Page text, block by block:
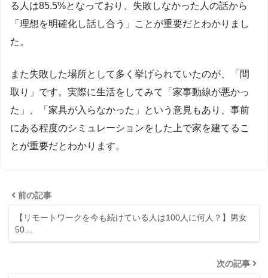
る人は85.5%となっており、失敗しなかった人の話から
「理想を明確化し話し合う」ことが重要だとわかりまし
た。
また失敗した場所として多く挙げられていたのが、「間
取り」です。実際に生活をしてみて「家事動線が悪かっ
た」、「家具が入らなかった」という意見もあり、事前
にある程度のシミュレーションをした上で家を建てるこ
とが重要だとわかります。
前の記事
【リモートワークを今も続けている人は100人に何人？】男女
50…
次の記事